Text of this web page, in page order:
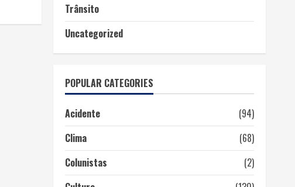
Trânsito
Uncategorized
POPULAR CATEGORIES
Acidente
(94)
Clima
(68)
Colunistas
(2)